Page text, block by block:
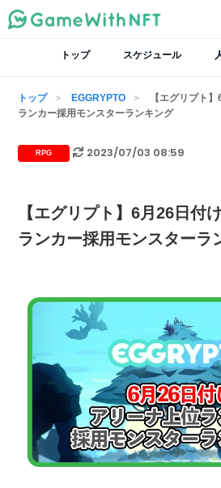
トップ スケジュール
トップ EGGRYPTO
【エグリプト
ランカー採用モンスターランキング
RPG 2023/07/03 08:59
【エグリプト】6月26日
ランカー採用モンスターラ